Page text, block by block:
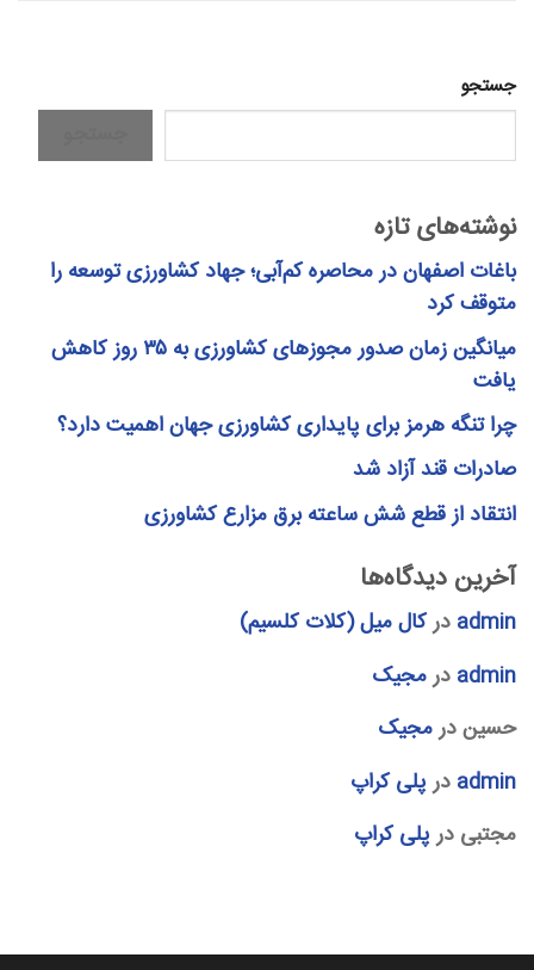
جستجو
نوشته‌های تازه
باغات اصفهان در محاصره کم‌آبی؛ جهاد کشاورزی توسعه را
متوقف کرد
میانگین زمان صدور مجوزهای کشاورزی به ۳۵ روز کاهش
یافت
چرا تنگه هرمز برای پایداری کشاورزی جهان اهمیت دارد؟
صادرات قند آزاد شد
انتقاد از قطع شش ساعته برق مزارع کشاورزی
آخرین دیدگاه‌ها
admin درکال میل (کلات کلسیم)
admin درمجیک
حسیندرمجیک
admin درپلی کراپ
مجتبی درپلی کراپ